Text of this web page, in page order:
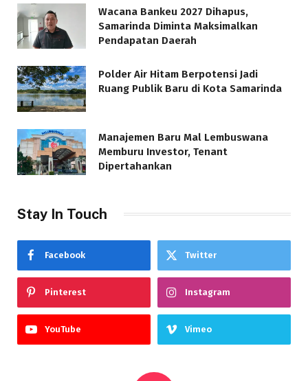
Wacana Bankeu 2027 Dihapus,
Samarinda Diminta Maksimalkan
Pendapatan Daerah
Polder Air Hitam Berpotensi Jadi
Ruang Publik Baru di Kota Samarinda
Manajemen Baru Mal Lembuswana
Memburu Investor, Tenant
Dipertahankan
Stay In Touch
Facebook Twitter
Pinterest Instagram
YouTube Vimeo